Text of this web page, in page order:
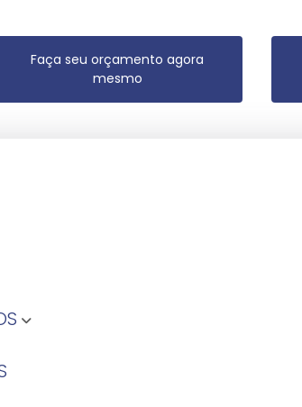
Faça seu orçamento agora
mesmo